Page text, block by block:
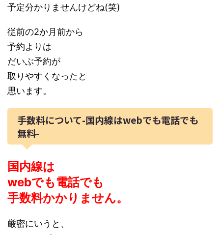
予定分かりませんけどね(笑)
従前の2か月前から
予約よりは
だいぶ予約が
取りやすくなったと
思います。
手数料について-国内線はwebでも電話でも
無料-
国内線は
webでも電話でも
手数料かかりません。
厳密にいうと、